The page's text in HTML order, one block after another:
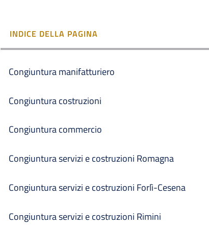
INDICE DELLA PAGINA
Congiuntura manifatturiero
Congiuntura costruzioni
Congiuntura commercio
Congiuntura servizi e costruzioni Romagna
Congiuntura servizi e costruzioni Forlì-Cesena
Congiuntura servizi e costruzioni Rimini